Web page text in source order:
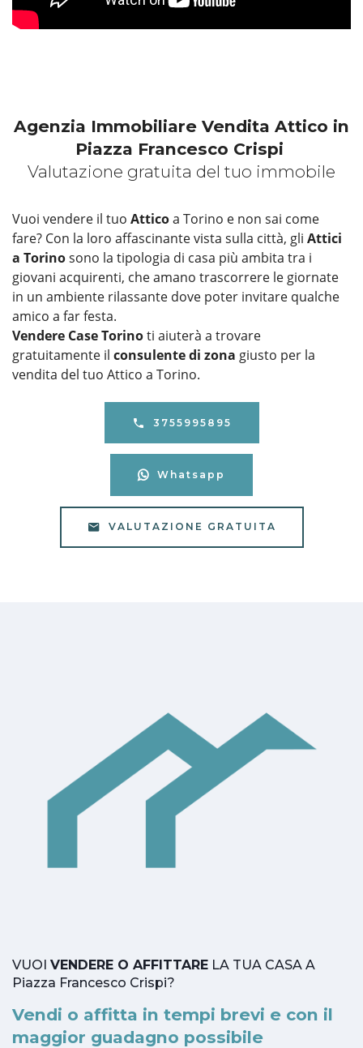
Agenzia Immobiliare Vendita Attico in
Piazza Francesco Crispi
Valutazione gratuita del tuo immobile
Vuoi vendere il tuo Atticoa Torino e non sai come
fare? Con la loro affascinante vista sulla città, gli Attici
a Torinosono la tipologia di casa più ambita tra i
giovani acquirenti, che amano trascorrere le giornate
in un ambiente rilassante dove poter invitare qualche
amico a far festa.
Vendere Case Torinoti aiuterà a trovare
gratuitamente il consulente di zona giusto per la
vendita del tuo Attico a Torino.
3755995895
Whatsapp
VALUTAZIONE GRATUITA
VUOI VENDERE O AFFITTARE LA TUA CASA A
Piazza Francesco Crispi?
Vendi o affitta in tempi brevi e con il
maggior guadagno possibile